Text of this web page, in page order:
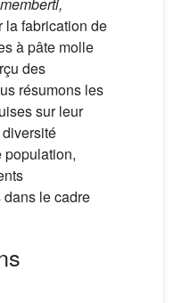
la fabrication de
à pâte molle
des
résumons les
sur leur
population,
le cadre